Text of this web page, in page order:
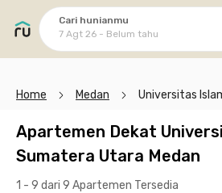
Cari hunianmu
7 Agt 26 - Belum tahu
Home Medan Universitas
Apartemen Dekat
Sumatera Utara Medan
1 - 9 dari 9 Apartemen Tersedia